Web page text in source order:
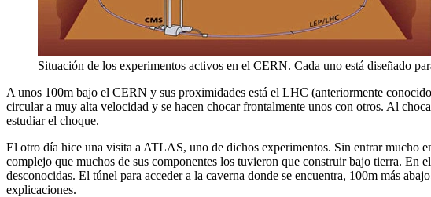
Situación de los experimentos activos en el CERN. Cada uno está diseñado
A unos 100m bajo el CERN y sus proximidades está el LHC (anteriormente
circular a muy alta velocidad y se hacen chocar frontalmente unos con otros. Al
estudiar el choque.
El otro día hice una visita a ATLAS, uno de dichos experimentos. Sin entrar mucho
complejo que muchos de sus componentes los tuvieron que construir bajo tierra. En
desconocidas. El túnel para acceder a la caverna donde se encuentra, 100m más
explicaciones.